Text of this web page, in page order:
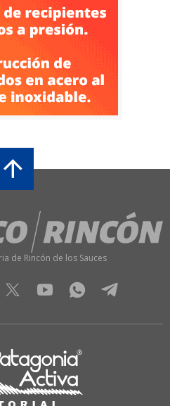
de Rincón de los Sauces